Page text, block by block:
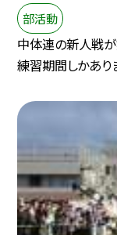
部活動
中体連の新人戦が
練習期間しかあり